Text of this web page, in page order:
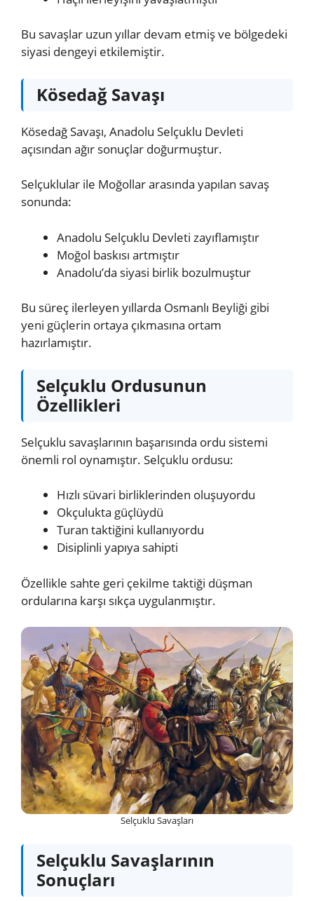
Bu savaşlar uzun yıllar devam etmiş ve bölgedeki
siyasi dengeyi etkilemiştir.
Kösedağ Savaşı
Kösedağ Savaşı, Anadolu Selçuklu Devleti
açısından ağır sonuçlar doğurmuştur.
Selçuklular ile Moğollar arasında yapılan savaş
sonunda:
Anadolu Selçuklu Devleti zayıflamıştır
Moğol baskısı artmıştır
Anadolu’da siyasi birlik bozulmuştur
Bu süreç ilerleyen yıllarda Osmanlı Beyliği gibi
yeni güçlerin ortaya çıkmasına ortam
hazırlamıştır.
Selçuklu Ordusunun
Özellikleri
Selçuklu savaşlarının başarısında ordu sistemi
önemli rol oynamıştır. Selçuklu ordusu:
Hızlı süvari birliklerinden oluşuyordu
Okçulukta güçlüydü
Turan taktiğini kullanıyordu
Disiplinli yapıya sahipti
Özellikle sahte geri çekilme taktiği düşman
ordularına karşı sıkça uygulanmıştır.
Selçuklu Savaşları
Selçuklu Savaşlarının
Sonuçları